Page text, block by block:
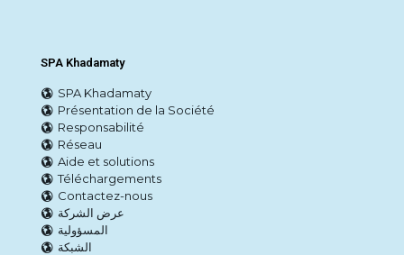
SPA Khadamaty
SPA Khadamaty
Présentation de la Société
Responsabilité
Réseau
Aide et solutions
Téléchargements
Contactez-nous
عرض الشركة
المسؤولية
الشبكة